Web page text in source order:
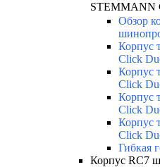
STEMMANN
Обзор
Корпус
Click
Корпус
Click
Корпус
Click
Корпус
Click
Гибкая
Корпус RC7